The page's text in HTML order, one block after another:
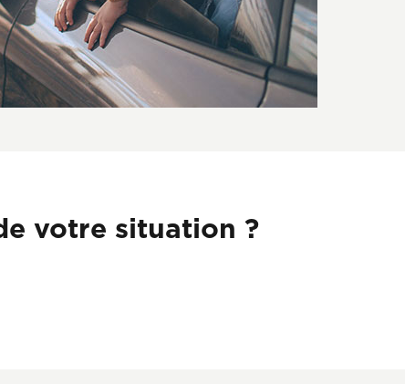
votre situation ?